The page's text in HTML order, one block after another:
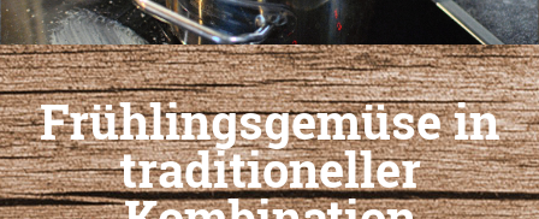
Frühlingsgemüse in
traditioneller